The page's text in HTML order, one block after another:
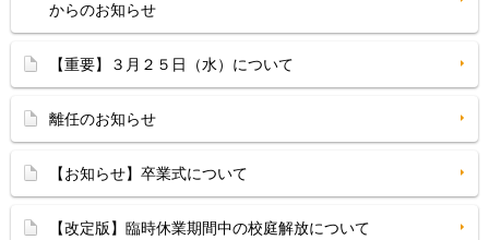
からのお知らせ
【重要】３月２５日（水）について
離任のお知らせ
【お知らせ】卒業式について
【改定版】臨時休業期間中の校庭解放について